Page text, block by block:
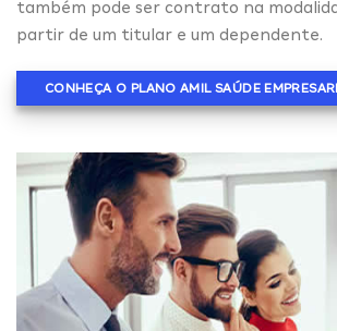
também pode ser contrato na
partir de um titular e um dependente.
CONHEÇA O PLANO AMIL SAÚDE